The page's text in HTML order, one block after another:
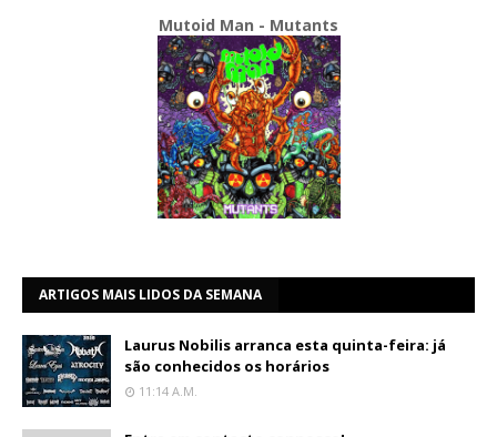
Mutoid Man - Mutants
ARTIGOS MAIS LIDOS DA SEMANA
Laurus Nobilis arranca esta quinta-feira: já
são conhecidos os horários
11:14 A.m.